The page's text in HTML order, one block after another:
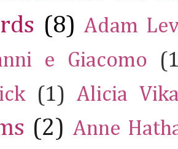
(8) Adam
e Giacomo
(1) Alicia
(2) Anne